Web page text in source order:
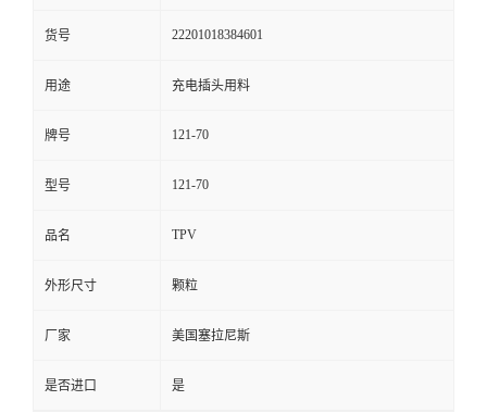
留
言
货号 22201018384601
用途 充电插头用料
牌号 121-70
型号 121-70
品名 TPV
外形尺寸 颗粒
厂家 美国塞拉尼斯
是否进口 是